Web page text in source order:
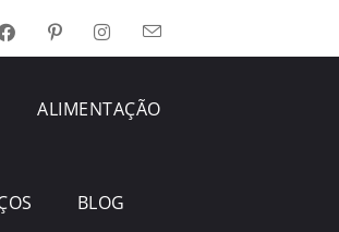
ALIMENTAÇÃO
BLOG